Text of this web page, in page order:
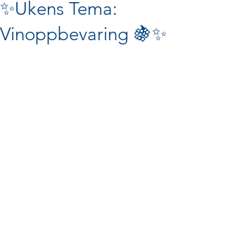
✨Ukens Tema:
Vinoppbevaring 🍇✨